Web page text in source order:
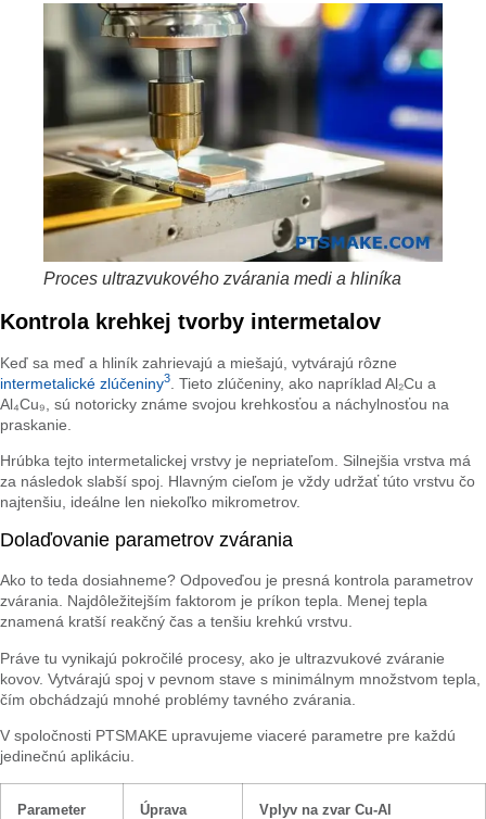
Proces ultrazvukového zvárania medi a hliníka
Kontrola krehkej tvorby intermetalov
Keď sa meď a hliník zahrievajú a miešajú, vytvárajú rôzne
intermetalické zlúčeniny3
. Tieto zlúčeniny, ako napríklad Al₂Cu a
Al₄Cu₉, sú notoricky známe svojou krehkosťou a náchylnosťou na
praskanie.
Hrúbka tejto intermetalickej vrstvy je nepriateľom. Silnejšia vrstva má
za následok slabší spoj. Hlavným cieľom je vždy udržať túto vrstvu čo
najtenšiu, ideálne len niekoľko mikrometrov.
Dolaďovanie parametrov zvárania
Ako to teda dosiahneme? Odpoveďou je presná kontrola parametrov
zvárania. Najdôležitejším faktorom je príkon tepla. Menej tepla
znamená kratší reakčný čas a tenšiu krehkú vrstvu.
Práve tu vynikajú pokročilé procesy, ako je ultrazvukové zváranie
kovov. Vytvárajú spoj v pevnom stave s minimálnym množstvom tepla,
čím obchádzajú mnohé problémy tavného zvárania.
V spoločnosti PTSMAKE upravujeme viaceré parametre pre každú
jedinečnú aplikáciu.
Parameter Úprava Vplyv na zvar Cu-Al